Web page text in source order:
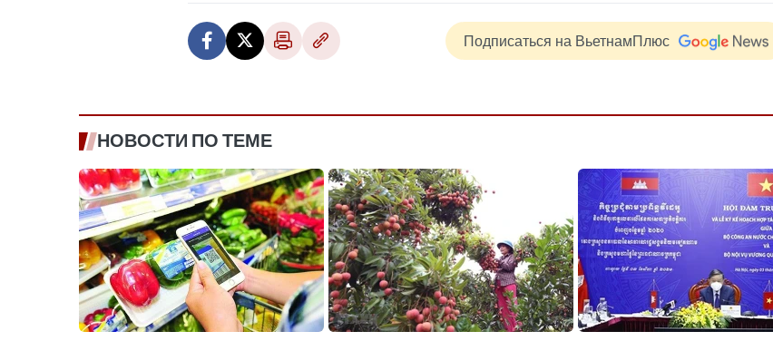
Подписаться на ВьетнамПлюс
НОВОСТИ ПО ТЕМЕ